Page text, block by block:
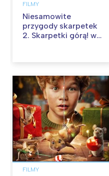
FILMY
Niesamowite
przygody skarpetek
2. Skarpetki górą! w
FILMY